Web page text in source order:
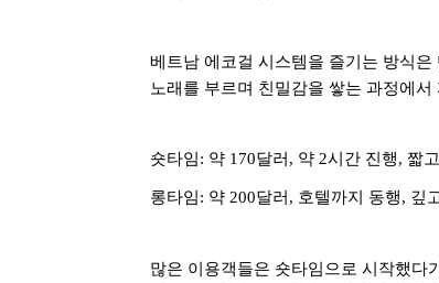
베트남 에코걸 시스템을 즐기는 방식
노래를 부르며 친밀감을 쌓는 과정에
숏타임: 약 170달러 , 약 2시간 진행, 짧
롱타임: 약 200달러 , 호텔까지 동행, 깊
많은 이용객들은 숏타임으로 시작했다